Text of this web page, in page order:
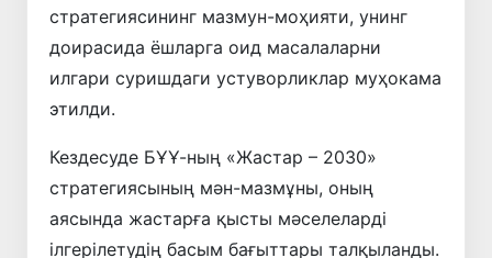
стратегиясининг мазмун-моҳияти, унинг
доирасида ёшларга оид масалаларни
илгари суришдаги устуворликлар муҳокама
этилди.
Кездесуде БҰҰ-ның «Жастар – 2030»
стратегиясының мән-мазмұны, оның
аясында жастарға қысты мәселеларді
ілгерілетудің басым бағыттары талқыланды.